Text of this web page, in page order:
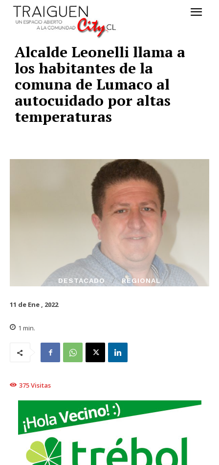
Alcalde Leonelli llama a
los habitantes de la
comuna de Lumaco al
autocuidado por altas
temperaturas
DESTACADO REGIONAL
11 de Ene , 2022
1 min.
375Visitas